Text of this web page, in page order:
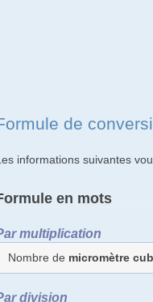
de
informations suivantes
en mots
multiplication
Nombre de micromètre
division